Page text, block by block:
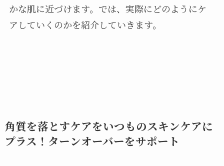
かな肌に近づけます。では、実際にどのようにケ
アしていくのかを紹介していきます。
角質を落とすケアをいつものスキンケアに
プラス！ターンオーバーをサポート